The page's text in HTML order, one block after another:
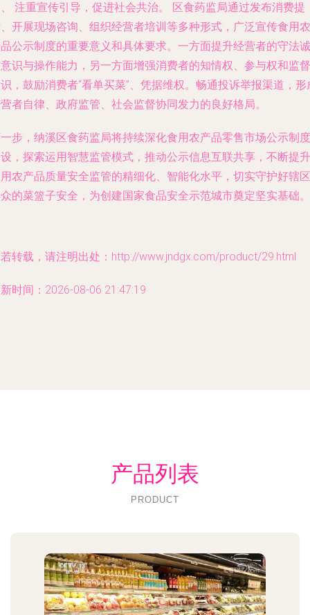
注重宣传引导，促进社会共治。 区食药监局通过发布消费提
开展现场咨询、组织经营者培训等多种形式，广泛宣传食用农
公示制度的重要意义和具体要求。一方面提升经营者的守法诚
识与操作能力，另一方面增强消费者的知情权、参与权和监督
，鼓励消费者“看单买菜”、凭据维权。畅通投诉举报渠道，形
者自律、政府监管、社会监督协同发力的良好格局。
步，纳溪区食药监局将持续深化食用农产品零售市场公示制度
，探索运用智慧监管模式，推动公示信息互联共享，不断提升
农产品质量安全监管的精细化、智能化水平，切实守护好辖区
的菜篮子安全，为创建国家食品安全示范城市奠定坚实基础。
转载，请注明出处：http://www.jndgx.com/product/29.html
时间：2026-08-06 21:47:19
产品列表
PRODUCT